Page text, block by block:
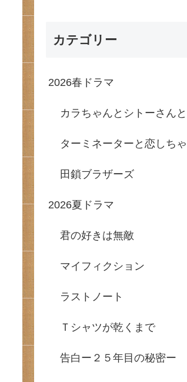
カテゴリー
2026春ドラマ
カラちゃんとシトーさんと
ターミネーターと恋しち
田鎖ブラザーズ
2026夏ドラマ
君の好きは無敵
マイフィクション
ラストノート
Ｔシャツが乾くまで
告白ー２５年目の秘密ー